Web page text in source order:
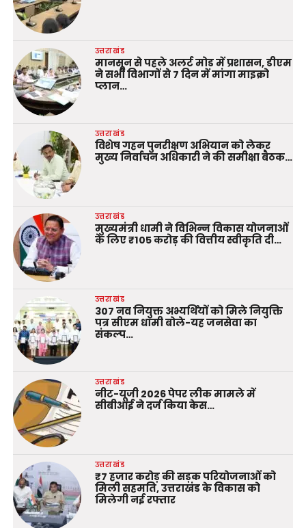
उत्तराखंड
मानसून से पहले अलर्ट मोड में प्रशासन, डीएम
ने सभी विभागों से 7 दिन में मांगा माइक्रो
प्लान…
उत्तराखंड
विशेष गहन पुनरीक्षण अभियान को लेकर
मुख्य निर्वाचन अधिकारी ने की समीक्षा बैठक…
उत्तराखंड
मुख्यमंत्री धामी ने विभिन्न विकास योजनाओं
के लिए ₹105 करोड़ की वित्तीय स्वीकृति दी…
उत्तराखंड
307 नव नियुक्त अभ्यर्थियों को मिले नियुक्ति
पत्र सीएम धामी बोले-यह जनसेवा का
संकल्प…
उत्तराखंड
नीट-यूजी 2026 पेपर लीक मामले में
सीबीआई ने दर्ज किया केस…
उत्तराखंड
₹7 हजार करोड़ की सड़क परियोजनाओं को
मिली सहमति, उत्तराखंड के विकास को
मिलेगी नई रफ्तार